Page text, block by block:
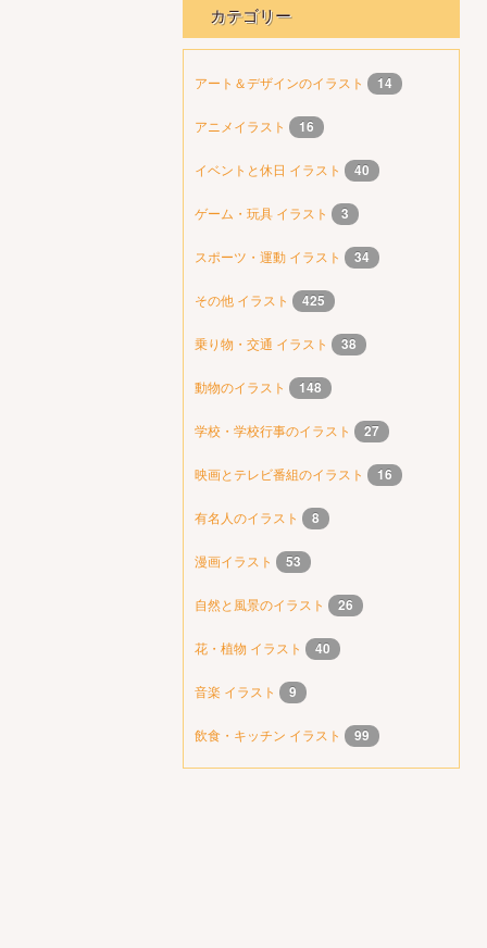
カテゴリー
アート＆デザインのイラスト 14
アニメイラスト 16
イベントと休日 イラスト 40
ゲーム・玩具 イラスト 3
スポーツ・運動 イラスト 34
その他 イラスト 425
乗り物・交通 イラスト 38
動物のイラスト 148
学校・学校行事のイラスト 27
映画とテレビ番組のイラスト 16
有名人のイラスト 8
漫画イラスト 53
自然と風景のイラスト 26
花・植物 イラスト 40
音楽 イラスト 9
飲食・キッチン イラスト 99